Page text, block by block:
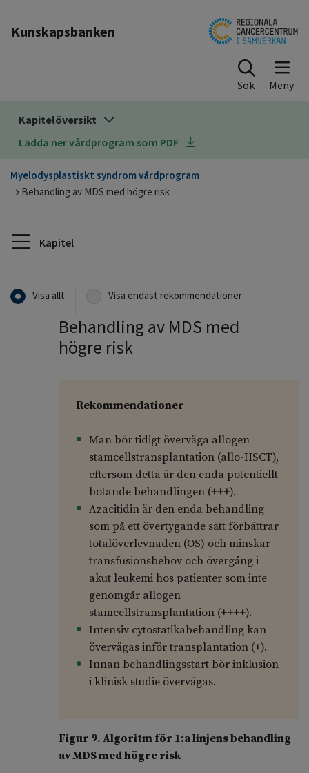
Kunskapsbanken
Sök
Kapitelöversikt
Ladda ner vårdprogram som PDF
Myelodysplastiskt syndrom vårdprogram
Behandling av MDS med högre risk
Kapitel
Visa allt Visa endast rekommendationer
Behandling av MDS med
högre risk
Rekommendationer
Man bör tidigt överväga allogen
stamcellstransplantation (allo-HSCT),
eftersom detta är den enda potentiellt
botande behandlingen (+++).
Azacitidin är den enda behandling
som på ett övertygande sätt förbättrar
totalöverlevnaden (OS) och minskar
transfusionsbehov och övergång i
akut leukemi hos patienter som inte
genomgår allogen
stamcellstransplantation (++++).
Intensiv cytostatikabehandling kan
övervägas inför transplantation (+).
Innan behandlingsstart bör inklusion
i klinisk studie övervägas.
Figur 9. Algoritm för 1:a linjens behandling
av MDS med högre risk